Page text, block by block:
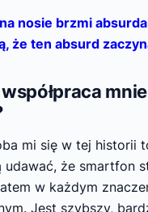
nosie brzmi
że ten absurd
mnie
mi się w tej historii
udawać, że smartfon
w każdym
Jest szybszy,